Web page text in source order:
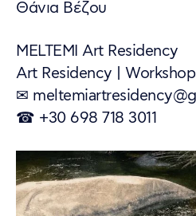
Θάνια Βέζου
MELTEMI Art Residency
Art Residency |
✉
☎ +30 698 718 3011